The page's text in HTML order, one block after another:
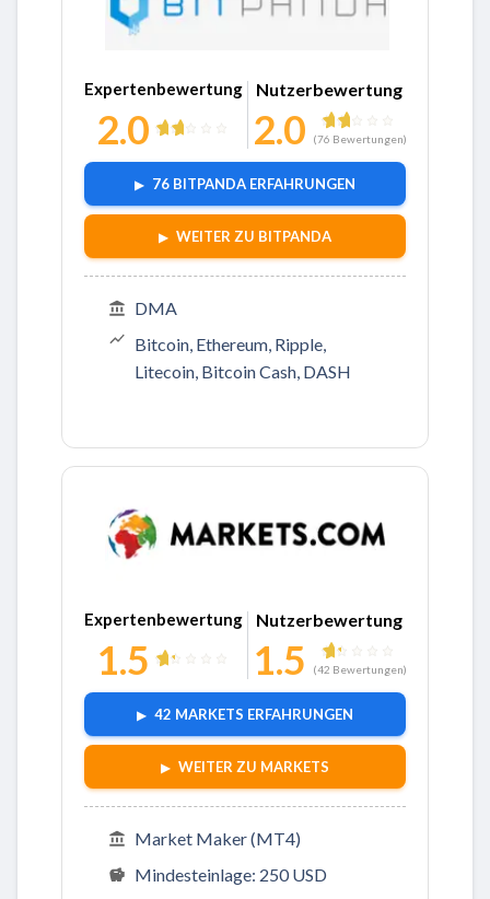
Expertenbewertung
2.0
Nutzerbewertung
2.0 (76 Bewertungen)
76 BITPANDA ERFAHRUNGEN
WEITER ZU BITPANDA
DMA
Bitcoin, Ethereum, Ripple,
Litecoin, Bitcoin Cash, DASH
Expertenbewertung
1.5
Nutzerbewertung
1.5 (42 Bewertungen)
42 MARKETS ERFAHRUNGEN
WEITER ZU MARKETS
Market Maker (MT4)
Mindesteinlage: 250 USD